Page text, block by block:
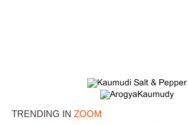
TRENDING IN ZOOM
Share this link